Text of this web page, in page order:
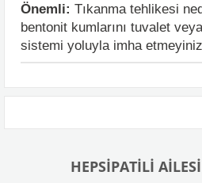
Önemli: Tıkanma tehlikesi
bentonit kumlarını tuvalet
sistemi yoluyla imha
HEPSİPATİLİ